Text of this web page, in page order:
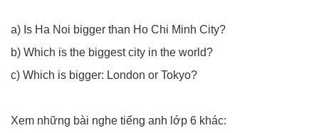
a) Is Ha Noi bigger than Ho Chi Minh City?
b) Which is the biggest city in the world?
c) Which is bigger: London or Tokyo?
Xem những bài nghe tiếng anh lớp 6 khác: